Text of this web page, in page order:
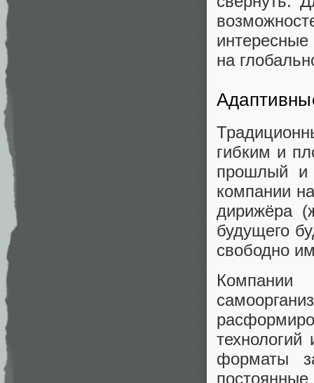
на
гибким и
прошлый и
компании
дирижёра
будущего
свободно
форматы